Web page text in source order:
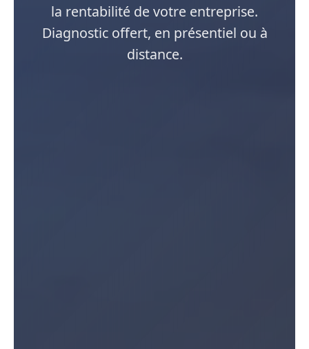
la rentabilité de votre entreprise.
Diagnostic offert, en présentiel ou à
distance.